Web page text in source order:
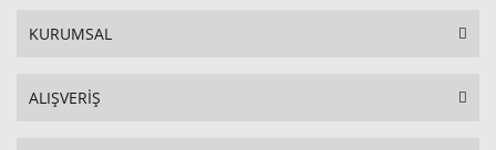
KURUMSAL
ALIŞVERİŞ